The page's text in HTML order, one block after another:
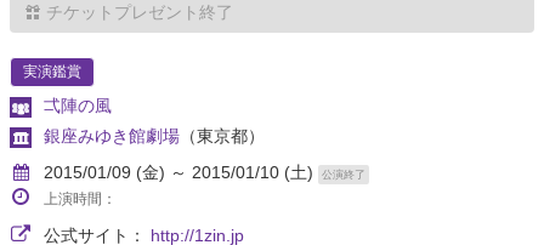
チケットプレゼント終了
実演鑑賞
弌陣の風
銀座みゆき館劇場 （東京都）
2015/01/09 (金) ～ 2015/01/10 (土)
公演終了
上演時間：
公式サイト： http://1zin.jp